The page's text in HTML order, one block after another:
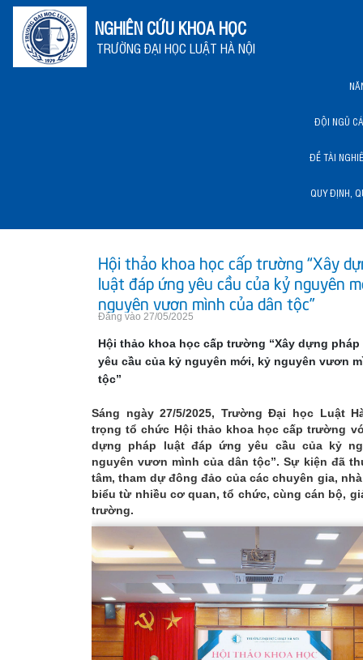
NGHIÊN CỨU KHOA HỌC
TRƯỜNG ĐẠI HỌC LUẬT HÀ NỘI
ĐỘI NGŨ
ĐỀ TÀI
QUY ĐỊNH,
Hội thảo khoa học cấp trường “Xây
luật đáp ứng yêu cầu của kỷ nguyên
nguyên vươn mình của dân tộc”
Đăng vào 27/05/2025
Hội thảo khoa học cấp trường “Xây dựng
yêu cầu của kỷ nguyên mới, kỷ nguyên vươn
tộc”
Sáng ngày 27/5/2025, Trường Đại học Luật
trọng tổ chức Hội thảo khoa học cấp trường
dựng pháp luật đáp ứng yêu cầu của kỷ
nguyên vươn mình của dân tộc”. Sự kiện đã
tâm, tham dự đông đảo của các chuyên gia,
biểu từ nhiều cơ quan, tổ chức, cùng cán bộ,
trường.